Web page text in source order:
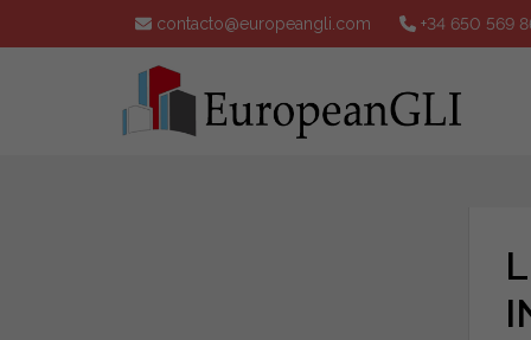
contacto@europeangli.com +34 650 569